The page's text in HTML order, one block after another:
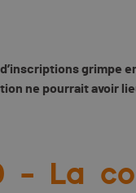
grimpe
ne pourrait avoir
– La